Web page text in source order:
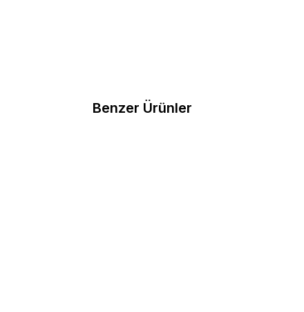
Benzer Ürünler